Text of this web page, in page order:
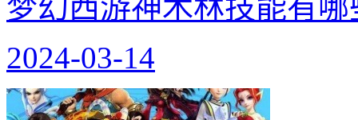
梦幻西游神木林技能有
2024-03-14